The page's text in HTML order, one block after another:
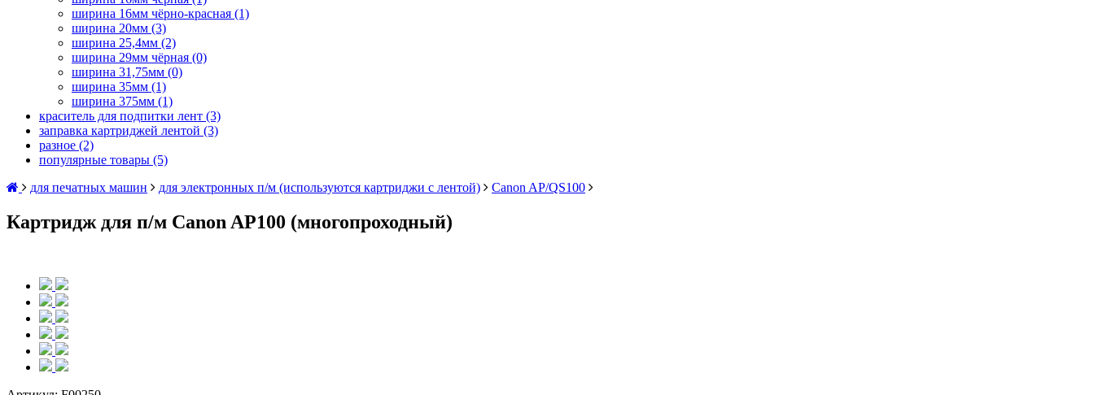
ширина 16мм чёрно-красная (1)
ширина 20мм (3)
ширина 25,4мм (2)
ширина 29мм чёрная (0)
ширина 31,75мм (0)
ширина 35мм (1)
ширина 375мм (1)
краситель для подпитки лент (3)
заправка картриджей лентой (3)
разное (2)
популярные товары (5)
для печатных машин
для электронных п/м (используются картриджи с лентой) Canon AP/QS100
Картридж для п/м Canon AP100 (многопроходный)